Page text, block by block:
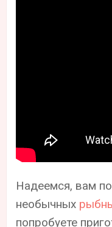
Надеемся, вам
необычных
попробуете